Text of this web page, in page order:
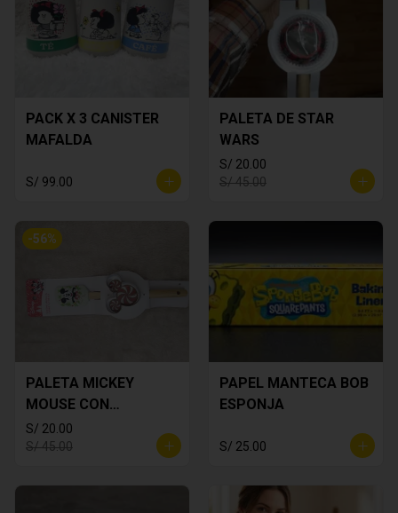
PACK X 3 CANISTER
MAFALDA
S/ 99.00
PALETA DE STAR
WARS
S/ 20.00
S/ 45.00
-56%
PALETA MICKEY
MOUSE CON
CORTADOR DE
GALLETA
S/ 20.00
S/ 45.00
PAPEL MANTECA BOB
ESPONJA
S/ 25.00